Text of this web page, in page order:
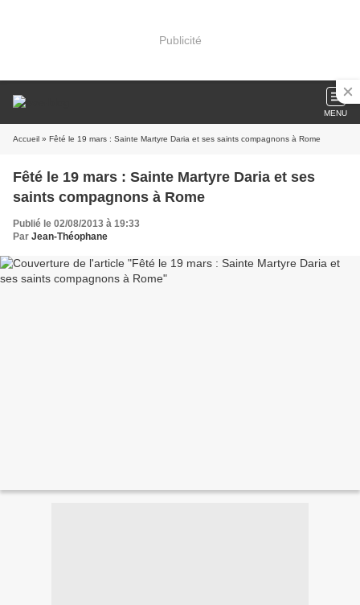
Publicité
MENU
Accueil » Fêté le 19 mars : Sainte Martyre Daria et ses saints compagnons à Rome
Fêté le 19 mars : Sainte Martyre Daria et ses
saints compagnons à Rome
Publié le 02/08/2013 à 19:33
Par Jean-Théophane